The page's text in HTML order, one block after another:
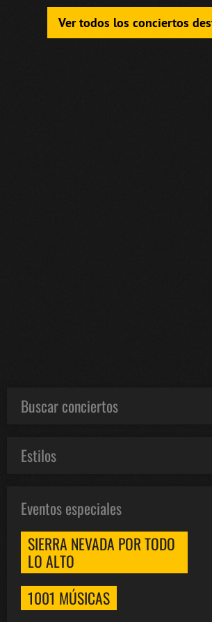
Ver todos los conciertos
Buscar conciertos
Estilos
Eventos especiales
SIERRA NEVADA POR TODO
LO ALTO
1001 MÚSICAS